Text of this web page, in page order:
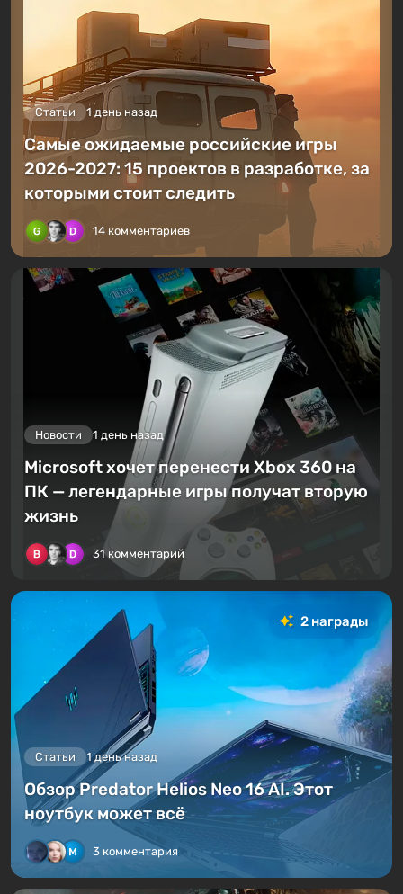
Статьи 1 день назад
Самые ожидаемые российские игры
2026-2027: 15 проектов в разработке, за
которыми стоит следить
14 комментариев
Новости 1 день назад
Microsoft хочет перенести Xbox 360 на
ПК — легендарные игры получат вторую
жизнь
31 комментарий
2 награды
Статьи 1 день назад
Обзор Predator Helios Neo 16 AI. Этот
ноутбук может всё
3 комментария